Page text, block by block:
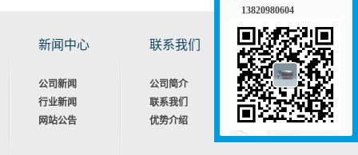
新闻中心
公司新闻
行业新闻
网站公告
联系我们
公司简介
联系我们
优势介绍
13820980604